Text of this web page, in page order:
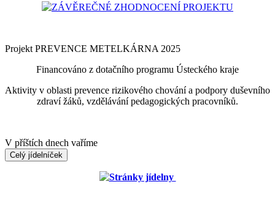
ZÁVĚREČNÉ ZHODNOCENÍ PROJEKTU
Projekt PREVENCE METELKÁRNA 2025
Financováno z dotačního programu Ústeckého kraje
Aktivity v oblasti prevence rizikového chování a podpory duševního
zdraví žáků, vzdělávání pedagogických pracovníků.
V příštích dnech vaříme
Celý jídelníček
Stránky jídelny